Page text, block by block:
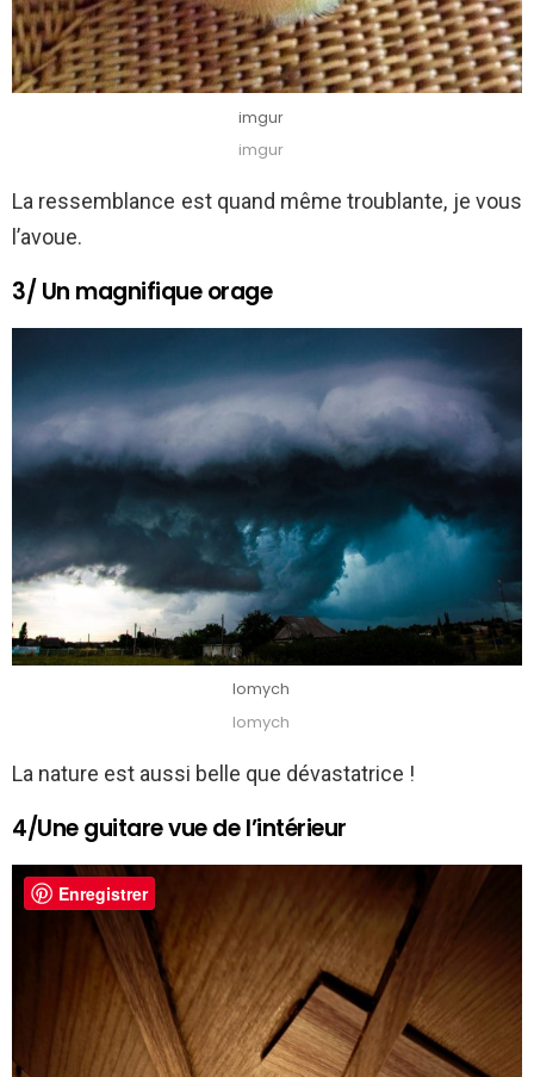
imgur
imgur
La ressemblance est quand même troublante, je vous
l’avoue.
3/ Un magnifique orage
lomych
lomych
La nature est aussi belle que dévastatrice !
4/Une guitare vue de l’intérieur
Enregistrer